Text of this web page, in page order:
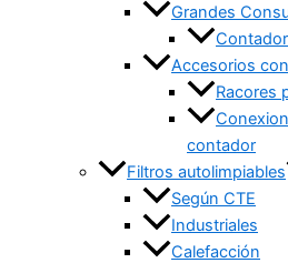
Grandes
Accesorios
Racores
contador
Filtros autolimpiables
Según CTE
Industriales
Calefacción